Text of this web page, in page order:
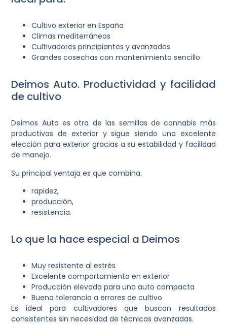
Cultivo exterior en España
Climas mediterráneos
Cultivadores principiantes y avanzados
Grandes cosechas con mantenimiento sencillo
Deimos Auto. Productividad y facilidad
de cultivo
Deimos Auto es otra de las semillas de cannabis más
productivas de exterior y sigue siendo una excelente
elección para exterior gracias a su estabilidad y facilidad
de manejo.
Su principal ventaja es que combina:
rapidez,
producción,
resistencia.
Lo que la hace especial a Deimos
Muy resistente al estrés
Excelente comportamiento en exterior
Producción elevada para una auto compacta
Buena tolerancia a errores de cultivo
Es ideal para cultivadores que buscan resultados
consistentes sin necesidad de técnicas avanzadas.